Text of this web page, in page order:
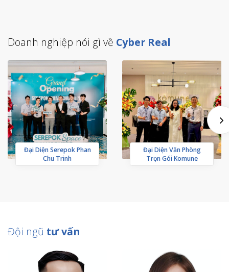
Doanh nghiệp nói gì về Cyber Real
Đại Diện Serepok Phan
Chu Trinh
Đại Diện Văn Phòng
Trọn Gói Komune
Đội ngũ tư vấn